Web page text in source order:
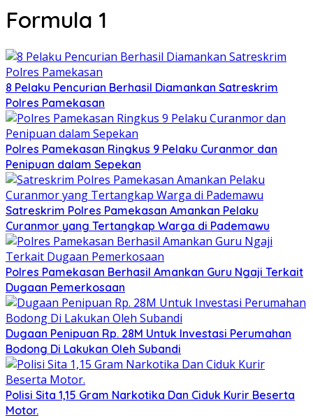
Formula 1
8 Pelaku Pencurian Berhasil Diamankan Satreskrim
Polres Pamekasan
Polres Pamekasan Ringkus 9 Pelaku Curanmor dan
Penipuan dalam Sepekan
Satreskrim Polres Pamekasan Amankan Pelaku
Curanmor yang Tertangkap Warga di Pademawu
Polres Pamekasan Berhasil Amankan Guru Ngaji Terkait
Dugaan Pemerkosaan
Dugaan Penipuan Rp. 28M Untuk Investasi Perumahan
Bodong Di Lakukan Oleh Subandi
Polisi Sita 1,15 Gram Narkotika Dan Ciduk Kurir Beserta
Motor.